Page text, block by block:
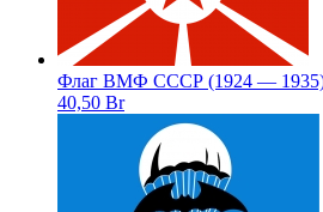
Флаг ВМФ СССР (1924 —
40,50 Br